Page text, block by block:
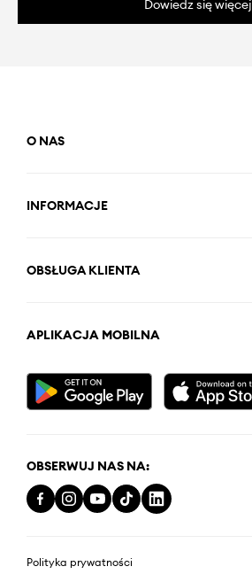
Dowiedz się więcej
O NAS
INFORMACJE
OBSŁUGA KLIENTA
APLIKACJA MOBILNA
OBSERWUJ NAS NA:
Polityka prywatności